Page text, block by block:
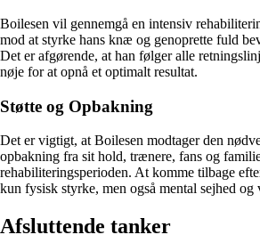
Boilesen vil gennemgå en intensiv
mod at styrke hans knæ og genoprette fuld
Det er afgørende, at han følger alle
nøje for at opnå et optimalt resultat.
Støtte og Opbakning
Det er vigtigt, at Boilesen modtager den
opbakning fra sit hold, trænere, fans og
rehabiliteringsperioden. At komme tilbage
kun fysisk styrke, men også mental sejhed og
Afsluttende tanker